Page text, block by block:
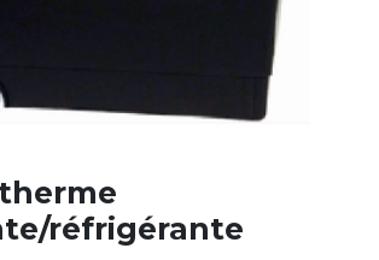
réfrigérante